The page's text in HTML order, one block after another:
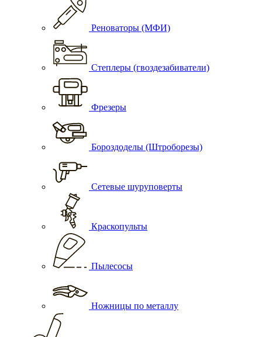
Реноваторы (МФИ)
Степлеры (гвоздезабиватели)
Фрезеры
Бороздоделы (Штроборезы)
Сетевые шуруповерты
Краскопульты
Пылесосы
Ножницы по металлу